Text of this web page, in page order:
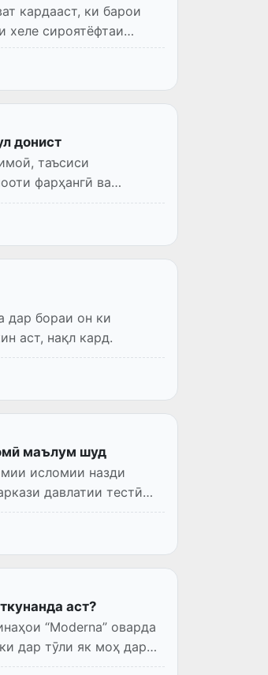
кардааст, ки барои
хеле сироятёфтаи
донист
таъсиси
фарҳангӣ ва
аст, нақл кард.
маълум шуд
исломии назди
давлатии тестӣ
аст?
“Moderna” оварда
дар тӯли як моҳ дар